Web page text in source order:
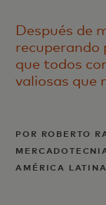
Después de
recuperando
que todos
valiosas que
POR ROBERTO
AMÉRICA